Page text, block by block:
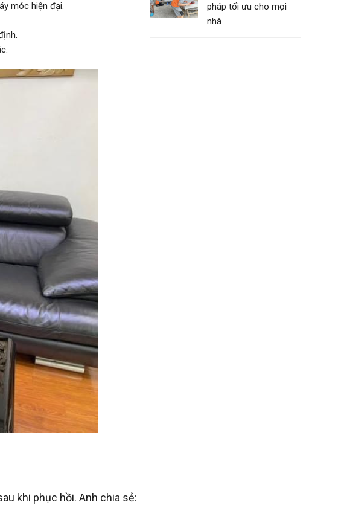
móc hiện đại.
khi phục hồi. Anh chia sẻ:
pháp tối ưu cho mọi
nhà